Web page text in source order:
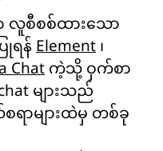
လူစီစစ်ထားသော
ရန် Element ၊
Chat ကဲ့သို့ ဝှက်စာ
များသည်
ာများထဲမှ တစ်ခု